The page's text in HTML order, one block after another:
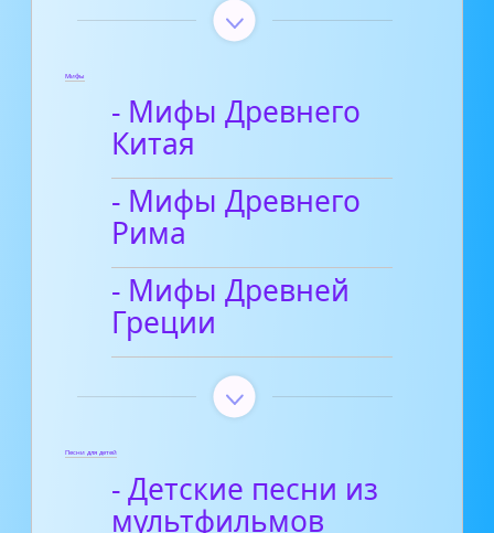
Мифы
- Мифы Древнего
Китая
- Мифы Древнего
Рима
- Мифы Древней
Греции
Песни для детей
- Детские песни из
мультфильмов